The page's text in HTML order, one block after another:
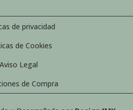
de privacidad
de Cookies
Aviso Legal
de Compra